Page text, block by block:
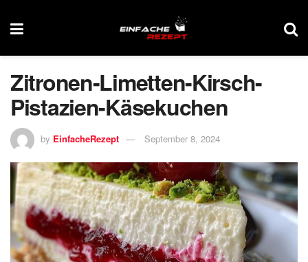
Zitronen-Limetten-Kirsch-
Pistazien-Käsekuchen
by EinfacheRezept September 8, 2024